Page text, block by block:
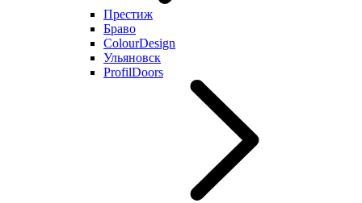
Престиж
Браво
ColourDesign
Ульяновск
ProfilDoors